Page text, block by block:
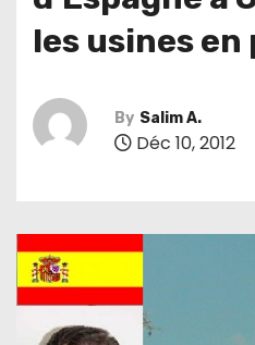
les usines
By Salim A.
Déc 10, 2012